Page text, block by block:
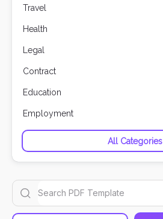
Travel
Health
Legal
Contract
Education
Employment
All Categories